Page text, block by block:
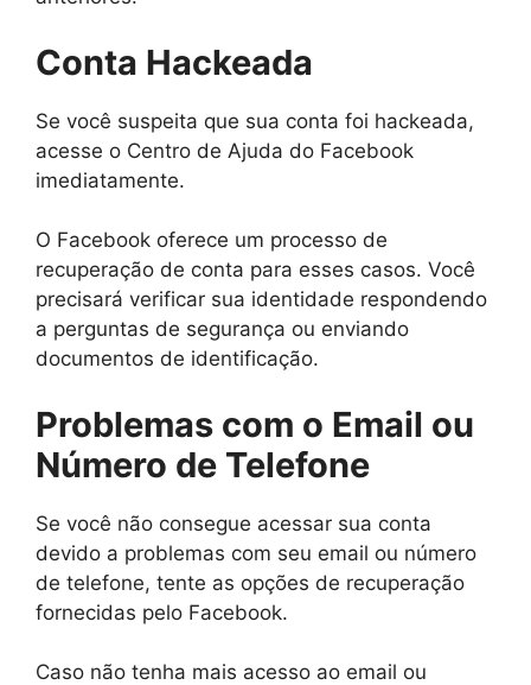
Conta Hackeada
Se você suspeita que sua conta foi hackeada,
acesse o Centro de Ajuda do Facebook
imediatamente.
O Facebook oferece um processo de
recuperação de conta para esses casos. Você
precisará verificar sua identidade respondendo
a perguntas de segurança ou enviando
documentos de identificação.
Problemas com o Email ou
Número de Telefone
Se você não consegue acessar sua conta
devido a problemas com seu email ou número
de telefone, tente as opções de recuperação
fornecidas pelo Facebook.
Caso não tenha mais acesso ao email ou